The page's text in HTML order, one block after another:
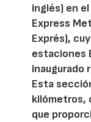
inglés) en el
Express
Exprés),
estaciones
inaugurado
Esta
kilómetros,
que